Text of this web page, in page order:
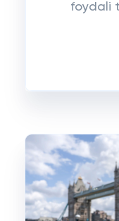
foydali